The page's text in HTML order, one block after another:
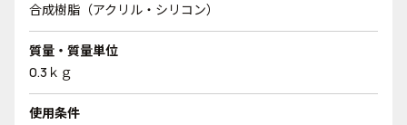
合成樹脂（アクリル・シリコン）
質量・質量単位
0.3ｋｇ
使用条件